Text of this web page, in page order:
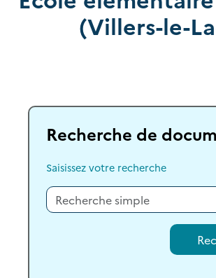
(Villers-le-
Recherche de
Saisissez votre recherche